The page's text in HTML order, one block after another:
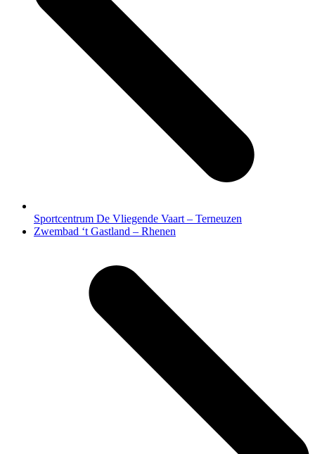
Sportcentrum De Vliegende Vaart – Terneuzen
next
Zwembad ‘t Gastland – Rhenen